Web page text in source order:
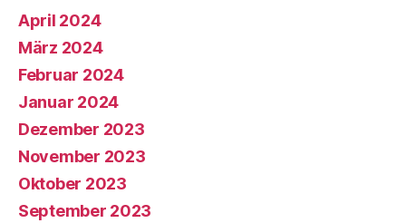
April 2024
März 2024
Februar 2024
Januar 2024
Dezember 2023
November 2023
Oktober 2023
September 2023